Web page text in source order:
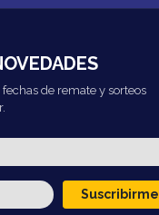
de remate y sorteos
Suscribirme